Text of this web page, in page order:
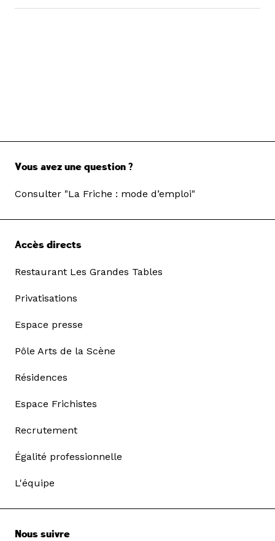
Vous avez une question ?
Consulter "La Friche : mode d’emploi"
Accès directs
Restaurant Les Grandes Tables
Privatisations
Espace presse
Pôle Arts de la Scène
Résidences
Espace Frichistes
Recrutement
Égalité professionnelle
L'équipe
Nous suivre